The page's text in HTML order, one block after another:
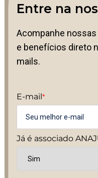
Entre na
Acompanhe
e benefícios direto
mails.
E-mail*
Já é associado